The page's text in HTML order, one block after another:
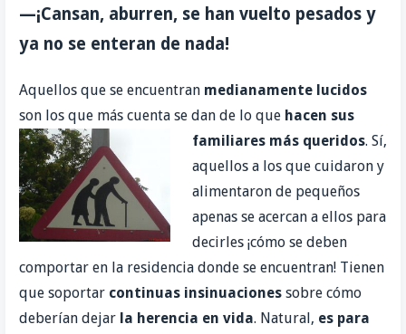
—¡Cansan, aburren, se han vuelto pesados y
ya no se enteran de nada!
Aquellos que se encuentran medianamente lucidos
son los que más cuenta se dan de lo que hacen sus
familiares más queridos. Sí,
aquellos a los que cuidaron y
alimentaron de pequeños
apenas se acercan a ellos para
decirles ¡cómo se deben
comportar en la residencia donde se encuentran! Tienen
que soportar continuas insinuacionessobre cómo
deberían dejar la herencia en vida. Natural, es para